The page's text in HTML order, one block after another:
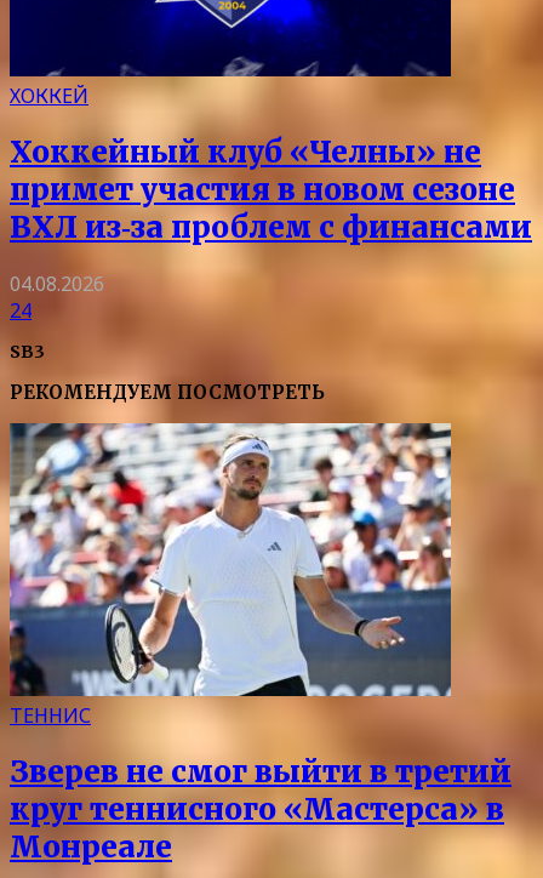
ХОККЕЙ
Хоккейный клуб «Челны» не
примет участия в новом сезоне
ВХЛ из‑за проблем с финансами
04.08.2026
24
SB3
РЕКОМЕНДУЕМ ПОСМОТРЕТЬ
ТЕННИС
Зверев не смог выйти в третий
круг теннисного «Мастерса» в
Монреале